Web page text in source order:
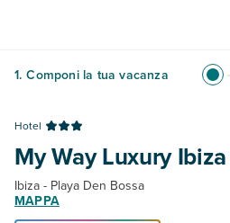
1. Componi la tua vacanza
Hotel
My Way Luxury
Ibiza - Playa Den Bossa
MAPPA